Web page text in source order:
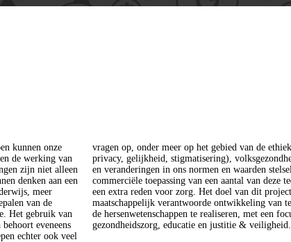
kunnen onze
de werking van
zijn niet alleen
denken aan een
meer
van de
Het gebruik van
eveneens
echter ook veel
(recht op
(veiligheid)
De beoogde
technologieën is
is om een
in
een focus op
gezondheidszorg, educatie en justitie & veiligheid.